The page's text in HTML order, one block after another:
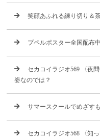
笑顔あふれる練り切り＆
プペルポスター全国配布中
セカコイラジオ569 〈夜
姿なのでは？
サマースクールでめざす
セカコイラジオ568 〈知